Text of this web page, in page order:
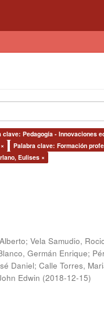
clave: Pedagogía - Innovaciones
Palabra clave: Formación
Eulises ×
; Vela Samudio,
Germán Enrique;
Daniel; Calle Torres,
Edwin (2018-12-15)